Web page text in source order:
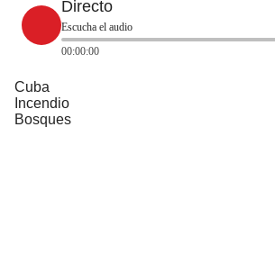
Directo
Escucha el audio
00:00:00
Cuba
Incendio
Bosques